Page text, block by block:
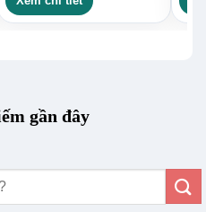
gần đây